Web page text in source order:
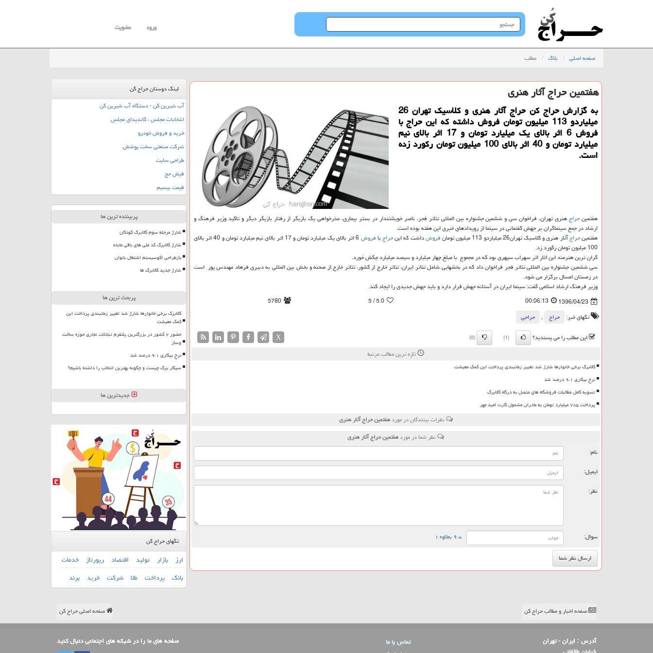
جستجو
در
ورود عضویت
صفحه اصلی بلاگ مطلب
هفتمین حراج آثار هنری
به گزارش حراج كن حراج آثار هنری و كلاسیك تهران 26
میلیاردو 113 میلیون تومان فروش داشته كه این حراج با
فروش 6 اثر بالای یك میلیارد تومان و 17 اثر بالای نیم
میلیارد تومان و 40 اثر بالای 100 میلیون تومان ركورد زده
است.
هفتمینحراجهنری تهران، فراخوان سی و ششمین جشنواره بین المللی تئاتر فجر، ناصر خویشتندار در بستر بیماری، عذرخواهی یك بازیگر از رفتار بازیگر دیگر و تاكید وزیر فرهنگ و
ارشاد در جمع سینماگران بر جهش گفتمانی در سینما از رویدادهای خبری این هفته بوده است.
هفتمینحراجآثار هنری و كلاسیك تهران26 میلیاردو 113 میلیون تومان فروشداشت كه اینحراجبافروش
6 اثر بالای یك میلیارد تومان و 17 اثر بالای نیم میلیارد تومان و 40 اثر بالای
100 میلیون تومان ركورد زد.
گران ترین هنرمند این اثار اثر سهراب سپهری بود كه در مجموع با مبلغ چهار میلیارد و سیصد میلیارد چكش خورد.
سی ششمین جشنواره بین المللی تئاتر فجر فراخوان داد كه در بخشهایی شامل تئاتر ایران، تئاتر خارج از كشور، تئاتر خارج از صحنه و بخش بین المللی به دبیری فرهاد مهندس پور است
در زمستان امسال برگزار می شود.
وزیر فرهنگ ارشاد اسلامی گفت: سینما ایران در آستانه جهش قرار دارد و باید جهش جدیدی را ایجاد كند.
1396/04/23
00:06:13
5.0
/ 5
5780
تگهای خبر:
حراج ,
حراجی
این مطلب را می پسندید؟
(1)
(0)
X
تازه ترین مطالب مرتبط
کالابرگ برخی خانوارها شارژ شد تغییر زمانبندی پرداخت این کمک معیشت
نرخ بیکاری ۹،۱ درصد شد
تسویه کامل مطالبات فروشگاه های متصل به درگاه کالابرگ
پرداخت ۷۸۵ میلیارد تومان به مادران مشمول کارت امید مهر
نظرات بینندگان در موردهفتمین حراج آثار هنری
نظر شما در موردهفتمین حراج آثار هنری
نام:
ایمیل:
نظر:
سوال: = ۹ بعلاوه ۱
لینک دوستان حراج کن
آب شیرین کن - دستگاه آب شیرین کن
انتخابات مجلس ، کاندیدای مجلس
خرید و فروش خودرو
شرکت صنعتی سخت پوشش
طراحی سایت
فیش حج
قیمت بیسیم
پربیننده ترین ها
شارژ مرحله سوم کالابرگ کودکان
شارژ کالابرگ کد ملی های باقی مانده
بازطراحی اکوسیستم اشتغال بانوان
شارژ جدید کالابرگ ها
پربحث ترین ها
کالابرگ برخی خانوارها شارژ شد تغییر زمانبندی پرداخت این
کمک معیشت
حضور ۷ کشور در بزرگترین پلتفرم تبادلات تجاری حوزه ساخت
وساز
نرخ بیکاری ۹،۱ درصد شد
سیگار برگ چیست و چگونه بهترین انتخاب را داشته باشیم؟
جدیدترین ها
تگهای حراج کن
ارز بازار تولید اقتصاد رپورتاژ خدمات
بانك پرداخت طلا شركت خرید برند
صفحه اخبار و مطالب حراج کن صفحه اصلی حراج کن
آدرس : ایران - تهران
تماس با ما
صفحه های ما را در شبکه های اجتماعی دنبال کنید